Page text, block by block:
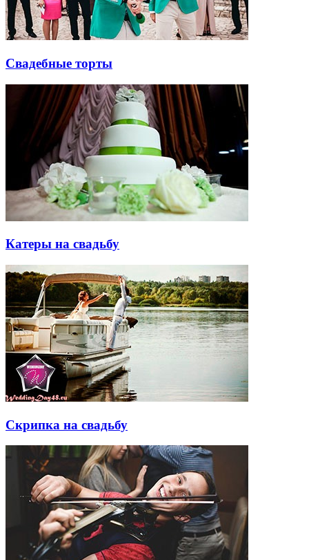
Свадебные торты
Катеры на свадьбу
Скрипка на свадьбу